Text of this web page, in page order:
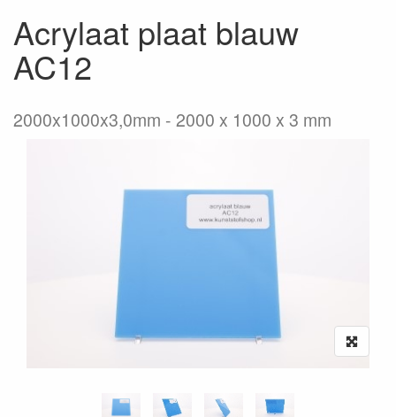
Acrylaat plaat blauw
AC12
2000x1000x3,0mm 2000 x 1000 x 3 mm